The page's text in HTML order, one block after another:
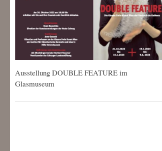
Ausstellung DOUBLE FEATURE im
Glasmuseum